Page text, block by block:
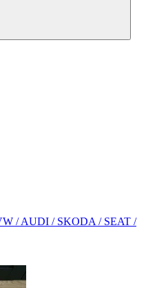
/ AUDI / SKODA / SEAT /